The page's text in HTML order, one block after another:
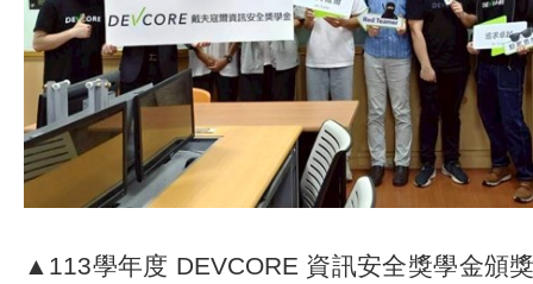
▲113學年度 DEVCORE 資訊安全獎學金頒